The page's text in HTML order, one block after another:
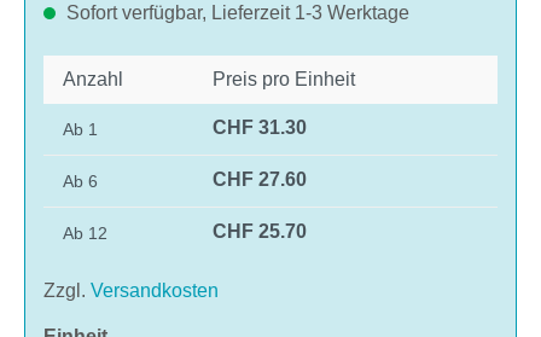
Sofort verfügbar, Lieferzeit 1-3 Werktage
Anzahl Preis pro Einheit
Ab 1 CHF 31.30
Ab 6 CHF 27.60
Ab 12 CHF 25.70
Zzgl. Versandkosten